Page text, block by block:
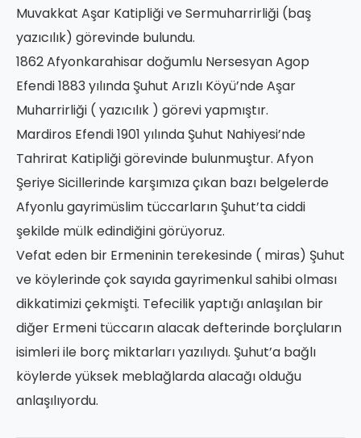
Muvakkat Aşar Katipliği ve Sermuharrirliği (baş
yazıcılık) görevinde bulundu.
1862 Afyonkarahisar doğumlu Nersesyan Agop
Efendi 1883 yılında Şuhut Arızlı Köyü’nde Aşar
Muharrirliği ( yazıcılık ) görevi yapmıştır.
Mardiros Efendi 1901 yılında Şuhut Nahiyesi’nde
Tahrirat Katipliği görevinde bulunmuştur. Afyon
Şeriye Sicillerinde karşımıza çıkan bazı belgelerde
Afyonlu gayrimüslim tüccarların Şuhut’ta ciddi
şekilde mülk edindiğini görüyoruz.
Vefat eden bir Ermeninin terekesinde ( miras) Şuhut
ve köylerinde çok sayıda gayrimenkul sahibi olması
dikkatimizi çekmişti. Tefecilik yaptığı anlaşılan bir
diğer Ermeni tüccarın alacak defterinde borçluların
isimleri ile borç miktarları yazılıydı. Şuhut’a bağlı
köylerde yüksek meblağlarda alacağı olduğu
anlaşılıyordu.